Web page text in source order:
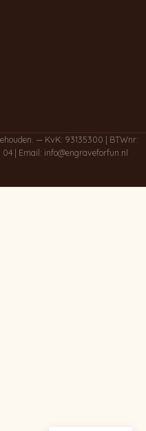
— KvK: 93135300 | BTWnr:
04 | Email: info@engraveforfun.nl